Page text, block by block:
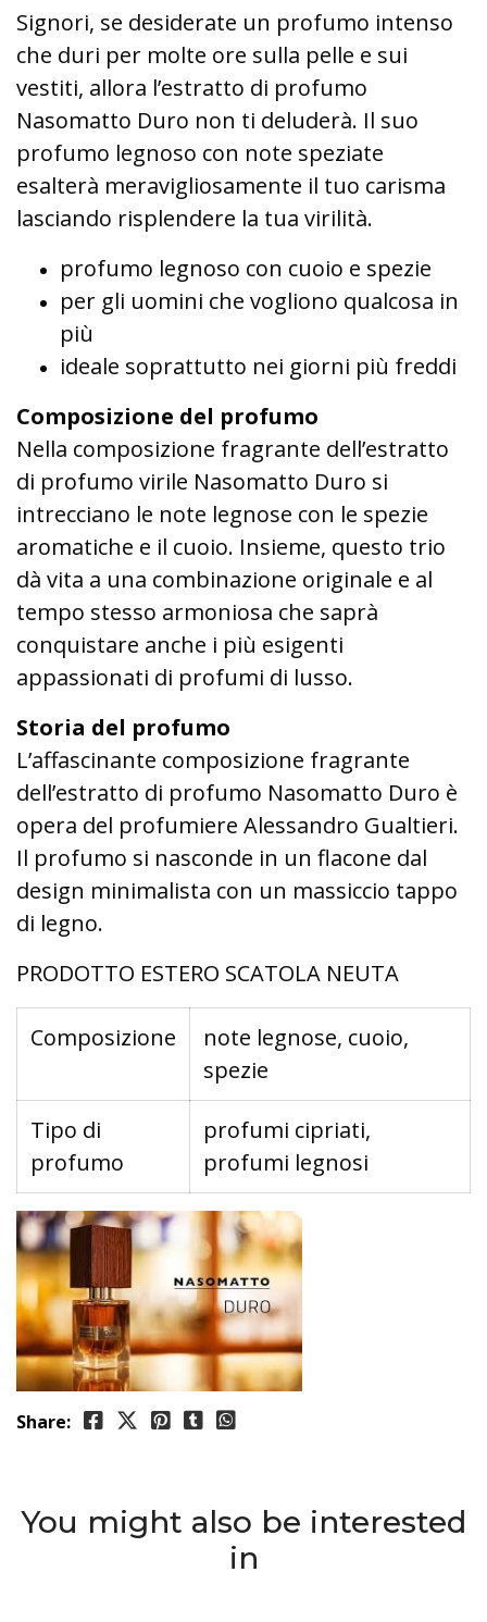
Signori, se desiderate un profumo intenso
che duri per molte ore sulla pelle e sui
vestiti, allora l’estratto di profumo
Nasomatto Duro non ti deluderà. Il suo
profumo legnoso con note speziate
esalterà meravigliosamente il tuo carisma
lasciando risplendere la tua virilità.
profumo legnoso con cuoio e spezie
per gli uomini che vogliono qualcosa in
più
ideale soprattutto nei giorni più freddi
Composizione del profumo
Nella composizione fragrante dell’estratto
di profumo virile Nasomatto Duro si
intrecciano le note legnose con le spezie
aromatiche e il cuoio. Insieme, questo trio
dà vita a una combinazione originale e al
tempo stesso armoniosa che saprà
conquistare anche i più esigenti
appassionati di profumi di lusso.
Storia del profumo
L’affascinante composizione fragrante
dell’estratto di profumo Nasomatto Duro è
opera del profumiere Alessandro Gualtieri.
Il profumo si nasconde in un flacone dal
design minimalista con un massiccio tappo
di legno.
PRODOTTO ESTERO SCATOLA NEUTA
Composizione
note legnose, cuoio,
spezie
Tipo di
profumo
profumi cipriati,
profumi legnosi
Share:
You might also be interested
in